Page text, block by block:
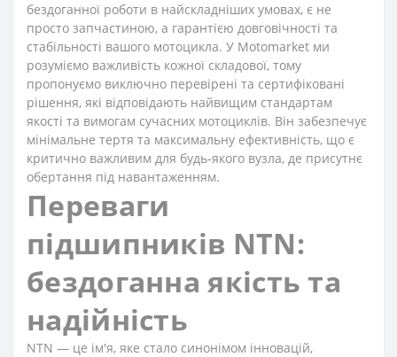
бездоганної роботи в найскладніших умовах, є не
просто запчастиною, а гарантією довговічності та
стабільності вашого мотоцикла. У Motomarket ми
розуміємо важливість кожної складової, тому
пропонуємо виключно перевірені та сертифіковані
рішення, які відповідають найвищим стандартам
якості та вимогам сучасних мотоциклів. Він забезпечує
мінімальне тертя та максимальну ефективність, що є
критично важливим для будь-якого вузла, де присутнє
обертання під навантаженням.
Переваги
підшипників NTN:
бездоганна якість та
надійність
NTN — це ім'я, яке стало синонімом інновацій,